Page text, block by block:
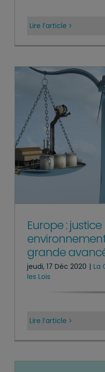
Lire l’article
Europe : justice
grande
jeudi, 17 Déc 2020 | La
les Lois
Lire l’article